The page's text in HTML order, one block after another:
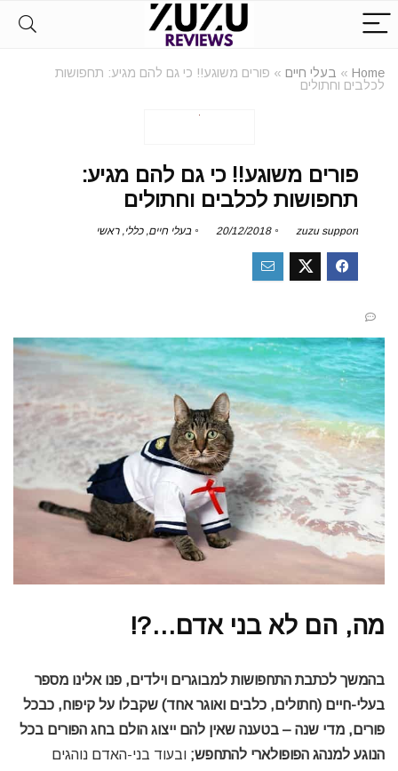
Home
» בעלי חיים » פורים משוגע!! כי גם להם מגיע: תחפושות
לכלבים וחתולים
פורים משוגע!! כי גם להם מגיע:
תחפושות לכלבים וחתולים
zuzu support
20/12/2018 בעלי חיים,כללי,ראשי
מה, הם לא בני אדם…?!
בהמשך לכתבת התחפושות למבוגרים וילדים, פנו אלינו מספר
בעלי-חיים (חתולים, כלבים ואוגר אחד) שקבלו על קיפוח, כבכל
פורים, מדי שנה – בטענה שאין להם ייצוג הולם בחג הפורים בכל
הנוגע למנהג הפופולארי להתחפש; ובעוד בני-האדם נוהגים